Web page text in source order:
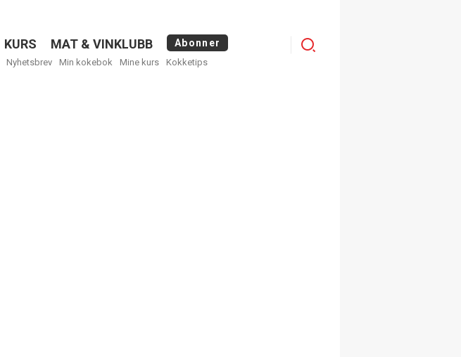
KURS MAT & VINKLUBB Abonner
Nyhetsbrev Min kokebok Mine kurs Kokketips
Menu